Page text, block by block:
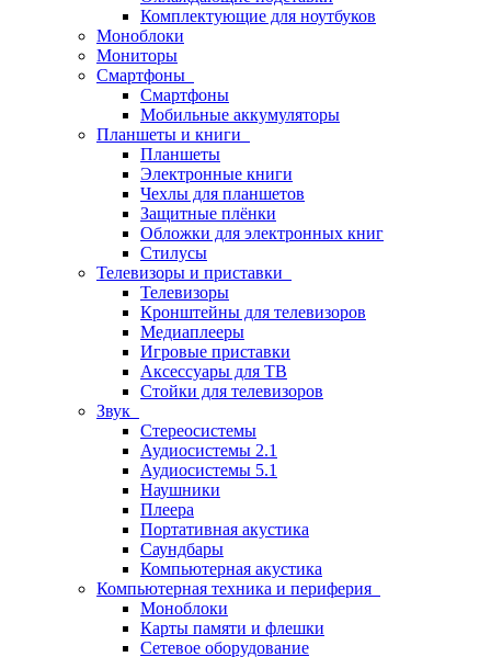
Комплектующие для ноутбуков
Моноблоки
Мониторы
Смартфоны
Смартфоны
Мобильные аккумуляторы
Планшеты и книги
Планшеты
Электронные книги
Чехлы для планшетов
Защитные плёнки
Обложки для электронных книг
Стилусы
Телевизоры и приставки
Телевизоры
Кронштейны для телевизоров
Медиаплееры
Игровые приставки
Аксессуары для ТВ
Стойки для телевизоров
Звук
Стереосистемы
Аудиосистемы 2.1
Аудиосистемы 5.1
Наушники
Плеера
Портативная акустика
Саундбары
Компьютерная акустика
Компьютерная техника и периферия
Моноблоки
Карты памяти и флешки
Сетевое оборудование